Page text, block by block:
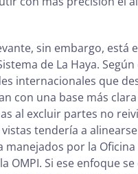
sin embargo, está
de La Haya.
internacionales que
con una base más
al excluir partes no
tendería a
manejados por la Oficina
OMPI. Si ese enfoque